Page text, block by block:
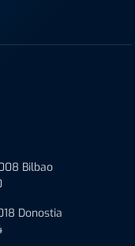
Bilbao
Donostia